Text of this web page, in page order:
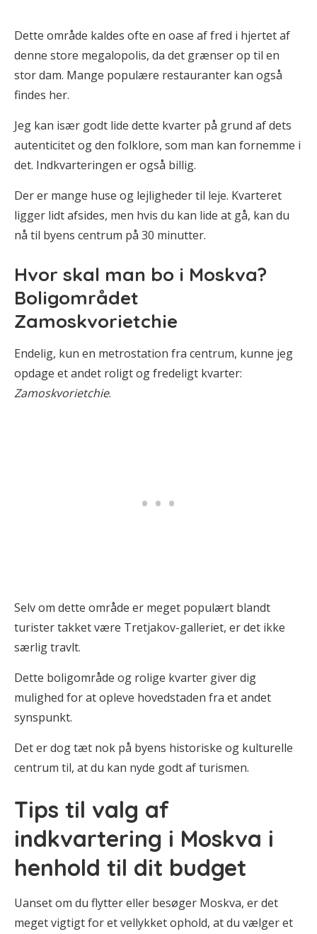
Dette område kaldes ofte en oase af fred i hjertet af
denne store megalopolis, da det grænser op til en
stor dam. Mange populære restauranter kan også
findes her.
Jeg kan især godt lide dette kvarter på grund af dets
autenticitet og den folklore, som man kan fornemme i
det. Indkvarteringen er også billig.
Der er mange huse og lejligheder til leje. Kvarteret
ligger lidt afsides, men hvis du kan lide at gå, kan du
nå til byens centrum på 30 minutter.
Hvor skal man bo i Moskva?
Boligområdet
Zamoskvorietchie
Endelig, kun en metrostation fra centrum, kunne jeg
opdage et andet roligt og fredeligt kvarter:
Zamoskvorietchie.
Selv om dette område er meget populært blandt
turister takket være Tretjakov-galleriet, er det ikke
særlig travlt.
Dette boligområde og rolige kvarter giver dig
mulighed for at opleve hovedstaden fra et andet
synspunkt.
Det er dog tæt nok på byens historiske og kulturelle
centrum til, at du kan nyde godt af turismen.
Tips til valg af
indkvartering i Moskva i
henhold til dit budget
Uanset om du flytter eller besøger Moskva, er det
meget vigtigt for et vellykket ophold, at du vælger et